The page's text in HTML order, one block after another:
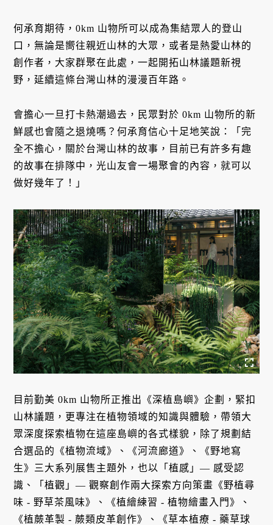
何承育期待，0km 山物所可以成為集結眾人的登山
口，無論是嚮往親近山林的大眾，或者是熱愛山林的
創作者，大家群聚在此處，一起開拓山林議題新視
野，延續這條台灣山林的漫漫百年路。
會擔心一旦打卡熱潮過去，民眾對於 0km 山物所的新
鮮感也會隨之退燒嗎？何承育信心十足地笑說：「完
全不擔心，關於台灣山林的故事，目前已有許多有趣
的故事在排隊中，光山友會一場聚會的內容，就可以
做好幾年了！」
目前勤美 0km 山物所正推出《深植島嶼》企劃，緊扣
山林議題，更專注在植物領域的知識與體驗，帶領大
眾深度探索植物在這座島嶼的各式樣貌，除了規劃結
合選品的《植物流域》、《河流廊道》、《野地寫
生》三大系列展售主題外，也以「植感」— 感受認
識、「植觀」— 觀察創作兩大探索方向策畫《野植尋
味 - 野草茶風味》、《植繪練習 - 植物繪畫入門》、
《植蕨革製 - 蕨類皮革創作》、《草本植療 - 藥草球